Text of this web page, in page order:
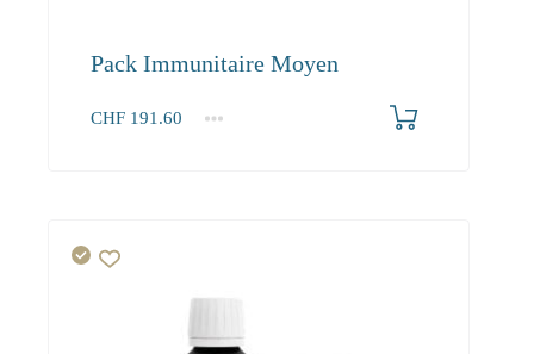
Pack Immunitaire Moyen
CHF 191.60
1+